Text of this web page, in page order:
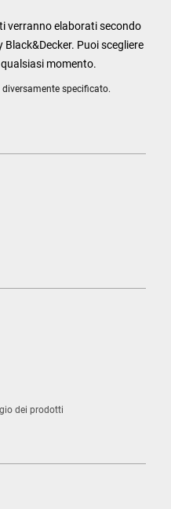
specificato.
verranno elaborati secondo
Black&Decker. Puoi scegliere
momento.
dei prodotti